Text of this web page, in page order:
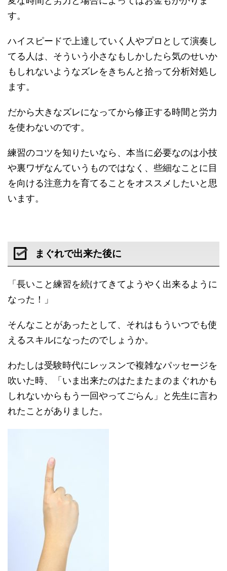
す。
ハイスピードで上達していく人やプロとして演奏し
てる人は、そういう小さなもしかしたら気のせいか
もしれないようなズレをきちんと拾って分析対処し
ます。
だから大きなズレになってから修正する時間と労力
を使わないのです。
練習のコツを知りたいなら、本当に必要なのは小技
や裏ワザなんていうものではなく、些細なことに目
を向ける注意力を育てることをオススメしたいと思
います。
まぐれで出来た後に
「長いこと練習を続けてきてようやく出来るように
なった！」
そんなことがあったとして、それはもういつでも使
えるスキルになったのでしょうか。
わたしは受験時代にレッスンで複雑なパッセージを
吹いた時、「いま出来たのはたまたまのまぐれかも
しれないからもう一回やってごらん」と先生に言わ
れたことがありました。